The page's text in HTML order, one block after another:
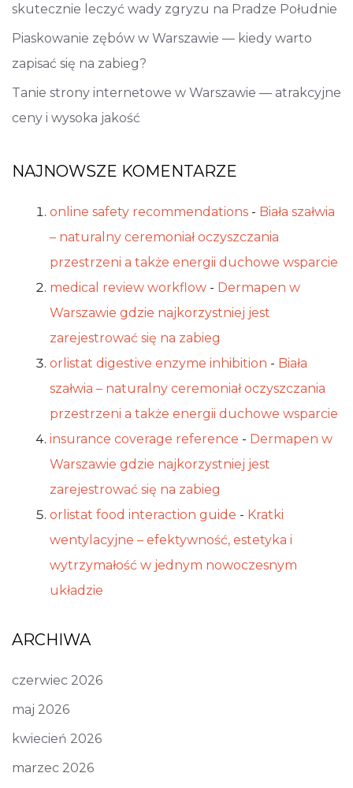
skutecznie leczyć wady zgryzu na Pradze Południe
Piaskowanie zębów w Warszawie — kiedy warto
zapisać się na zabieg?
Tanie strony internetowe w Warszawie — atrakcyjne
ceny i wysoka jakość
NAJNOWSZE KOMENTARZE
online safety recommendations - Biała szałwia
– naturalny ceremoniał oczyszczania
przestrzeni a także energii duchowe wsparcie
medical review workflow - Dermapen w
Warszawie gdzie najkorzystniej jest
zarejestrować się na zabieg
orlistat digestive enzyme inhibition - Biała
szałwia – naturalny ceremoniał oczyszczania
przestrzeni a także energii duchowe wsparcie
insurance coverage reference - Dermapen w
Warszawie gdzie najkorzystniej jest
zarejestrować się na zabieg
orlistat food interaction guide - Kratki
wentylacyjne – efektywność, estetyka i
wytrzymałość w jednym nowoczesnym
układzie
ARCHIWA
czerwiec 2026
maj 2026
kwiecień 2026
marzec 2026